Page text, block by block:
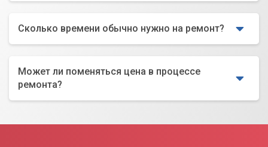
Сколько времени обычно нужно на ремонт?
Может ли поменяться цена в процессе
ремонта?